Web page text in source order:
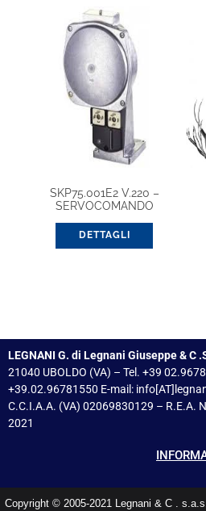
SKP75.001E2 V.220 –
SERVOCOMANDO
DETTAGLI
LEGNANI G. di Legnani Giuseppe & C
21040 UBOLDO (VA) – Tel. +39
+39.02.96781550 E-mail:
C.C.I.A.A. (VA) 02069830129 – R.E.A.
2021
Copyright © 2005-2021 Legnani & C .